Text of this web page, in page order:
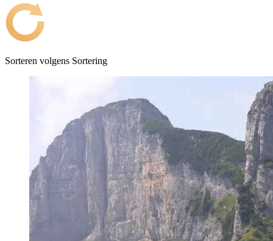
Sorteren volgens Sortering